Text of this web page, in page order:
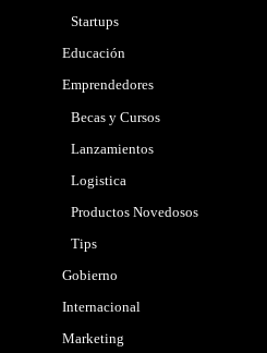
Startups
Educación
Emprendedores
Becas y Cursos
Lanzamientos
Logistica
Productos Novedosos
Tips
Gobierno
Internacional
Marketing